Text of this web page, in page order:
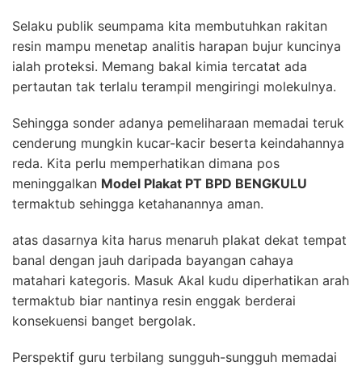
Selaku publik seumpama kita membutuhkan rakitan
resin mampu menetap analitis harapan bujur kuncinya
ialah proteksi. Memang bakal kimia tercatat ada
pertautan tak terlalu terampil mengiringi molekulnya.
Sehingga sonder adanya pemeliharaan memadai teruk
cenderung mungkin kucar-kacir beserta keindahannya
reda. Kita perlu memperhatikan dimana pos
meninggalkan Model Plakat PT BPD BENGKULU
termaktub sehingga ketahanannya aman.
atas dasarnya kita harus menaruh plakat dekat tempat
banal dengan jauh daripada bayangan cahaya
matahari kategoris. Masuk Akal kudu diperhatikan arah
termaktub biar nantinya resin enggak berderai
konsekuensi banget bergolak.
Perspektif guru terbilang sungguh-sungguh memadai